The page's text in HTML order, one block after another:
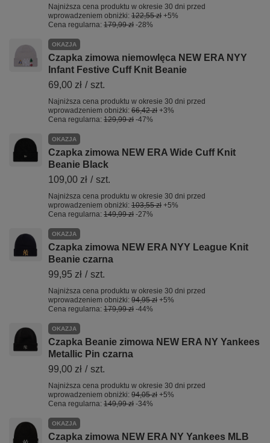
Najniższa cena produktu w okresie 30 dni przed
wprowadzeniem obniżki: 122,55 zł +5%
Cena regularna: 179,99 zł -28%
OKAZJA
Czapka zimowa niemowlęca NEW ERA NYY
Infant Festive Cuff Knit Beanie
69,00 zł / szt.
Najniższa cena produktu w okresie 30 dni przed
wprowadzeniem obniżki: 66,42 zł +3%
Cena regularna: 129,99 zł -47%
OKAZJA
Czapka zimowa NEW ERA Wide Cuff Knit
Beanie Black
109,00 zł / szt.
Najniższa cena produktu w okresie 30 dni przed
wprowadzeniem obniżki: 103,55 zł +5%
Cena regularna: 149,99 zł -27%
OKAZJA
Czapka zimowa NEW ERA NYY League Knit
Beanie czarna
99,95 zł / szt.
Najniższa cena produktu w okresie 30 dni przed
wprowadzeniem obniżki: 94,95 zł +5%
Cena regularna: 179,99 zł -44%
OKAZJA
Czapka Beanie zimowa NEW ERA NY Yankees
Metallic Pin czarna
99,00 zł / szt.
Najniższa cena produktu w okresie 30 dni przed
wprowadzeniem obniżki: 94,05 zł +5%
Cena regularna: 149,99 zł -34%
OKAZJA
Czapka zimowa NEW ERA NY Yankees MLB